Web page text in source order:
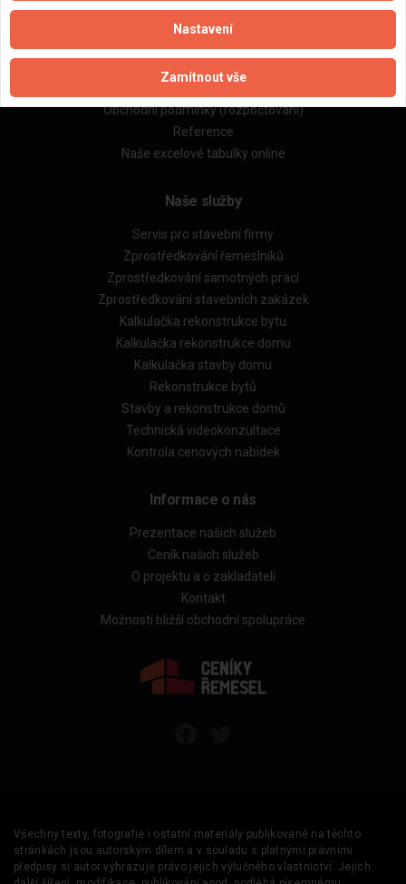
Naše firmy a řemeslníci
Obchodní podmínky (rozpočtování)
Reference
Naše excelové tabulky online
Naše služby
Servis pro stavební firmy
Zprostředkování řemeslníků
Zprostředkování samotných prací
Zprostředkování stavebních zakázek
Kalkulačka rekonstrukce bytu
Kalkulačka rekonstrukce domu
Kalkulačka stavby domu
Rekonstrukce bytů
Stavby a rekonstrukce domů
Technická videokonzultace
Kontrola cenových nabídek
Informace o nás
Prezentace našich služeb
Ceník našich služeb
O projektu a o zakladateli
Kontakt
Možnosti bližší obchodní spolupráce
Všechny texty, fotografie i ostatní materiály publikované na těchto
stránkách jsou autorským dílem a v souladu s platnými právními
předpisy si autor vyhrazuje právo jejich výlučného vlastnictví. Jejich
Nastavení
Zamítnout vše